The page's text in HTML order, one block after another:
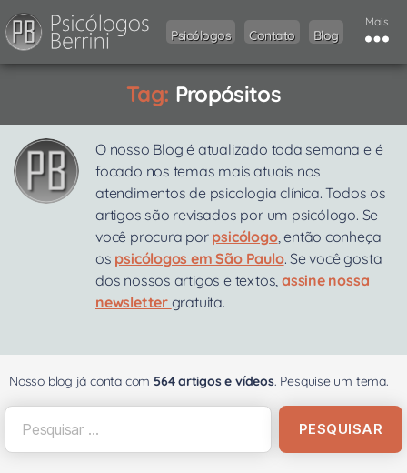
Psicólogos Contato Blog
Mais
Tag: Propósitos
O nosso Blog é atualizado toda semana e é
focado nos temas mais atuais nos
atendimentos de psicologia clínica. Todos os
artigos são revisados por um psicólogo. Se
você procura por psicólogo, então conheça
os psicólogos em São Paulo. Se você gosta
dos nossos artigos e textos, assine nossa
newsletter gratuita.
Nosso blog já conta com 564 artigos e vídeos. Pesquise um tema.